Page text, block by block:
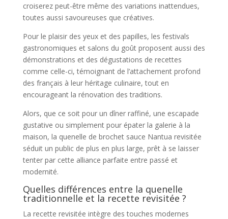
croiserez peut-être même des variations inattendues,
toutes aussi savoureuses que créatives.
Pour le plaisir des yeux et des papilles, les festivals
gastronomiques et salons du goût proposent aussi des
démonstrations et des dégustations de recettes
comme celle-ci, témoignant de l’attachement profond
des français à leur héritage culinaire, tout en
encourageant la rénovation des traditions.
Alors, que ce soit pour un dîner raffiné, une escapade
gustative ou simplement pour épater la galerie à la
maison, la quenelle de brochet sauce Nantua revisitée
séduit un public de plus en plus large, prêt à se laisser
tenter par cette alliance parfaite entre passé et
modernité.
Quelles différences entre la quenelle
traditionnelle et la recette revisitée ?
La recette revisitée intègre des touches modernes